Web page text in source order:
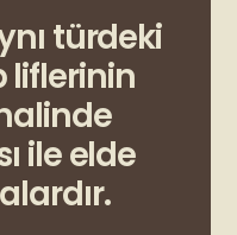
türdeki
liflerinin
ile elde